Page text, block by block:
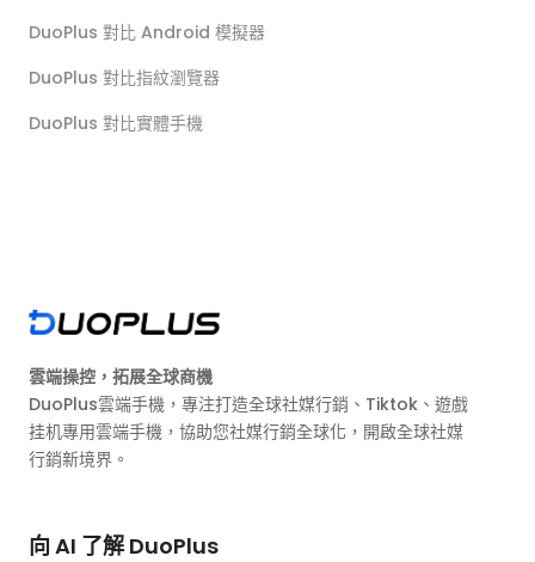
DuoPlus 對比 Android 模擬器
DuoPlus 對比指紋瀏覽器
DuoPlus 對比實體手機
雲端操控，拓展全球商機
DuoPlus雲端手機，專注打造全球社媒行銷、Tiktok、遊戲
挂机專用雲端手機，協助您社媒行銷全球化，開啟全球社媒
行銷新境界。
向 AI 了解 DuoPlus